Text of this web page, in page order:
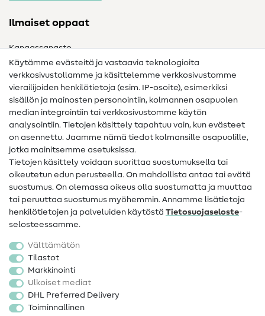
Ilmaiset oppaat
Kangassanasto
Ompelusanasto
Ompeluohjeet
Apua ja yhteystiedot
Yhteystiedot
Tietoa omistajanvaihdoksesta
Peruutusoikeus
Suosittu
Kankaat
Ompelutarvikkeet
Ale
Käytämme evästeitä ja vastaavia teknologioita
verkkosivustollamme ja käsittelemme verkkosivustomme
vierailijoiden henkilötietoja (esim. IP-osoite), esimerkiksi
sisällön ja mainosten personointiin, kolmannen osapuolen
median integrointiin tai verkkosivustomme käytön
analysointiin. Tietojen käsittely tapahtuu vain, kun evästeet
on asennettu. Jaamme nämä tiedot kolmansille osapuolille,
jotka mainitsemme asetuksissa.
Tietojen käsittely voidaan suorittaa suostumuksella tai
oikeutetun edun perusteella. On mahdollista antaa tai evätä
suostumus. On olemassa oikeus olla suostumatta ja muuttaa
tai peruuttaa suostumus myöhemmin. Annamme lisätietoja
henkilötietojen ja palveluiden käytöstä Tietosuojaseloste-
selosteessamme.
Välttämätön
Tilastot
Markkinointi
Ulkoiset mediat
DHL Preferred Delivery
Toiminnallinen